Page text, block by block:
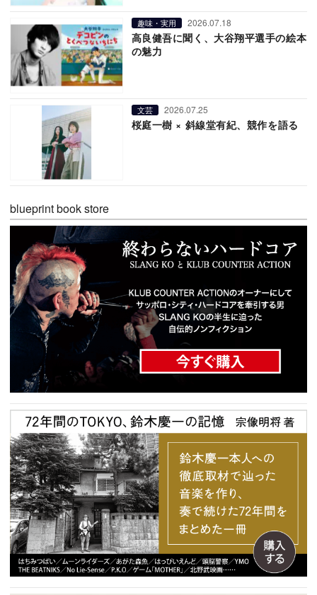
趣味・実用 2026.07.18
高良健吾に聞く、大谷翔平選手の絵本
の魅力
文芸 2026.07.25
桜庭一樹 × 斜線堂有紀、競作を語る
blueprint book store